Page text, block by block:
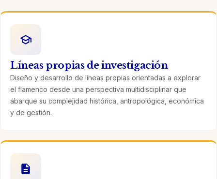
Líneas propias de investigación
Diseño y desarrollo de líneas propias orientadas a explorar
el flamenco desde una perspectiva multidisciplinar que
abarque su complejidad histórica, antropológica, económica
y de gestión.